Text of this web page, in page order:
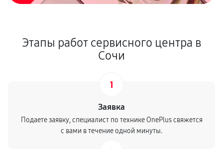
Этапы работ сервисного центра в
Сочи
1
Заявка
Подаете заявку, специалист по технике OnePlus свяжется
с вами в течение одной минуты.